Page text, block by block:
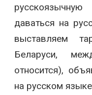
даваться на
выставляем
Беларуси,
относится),
на русском